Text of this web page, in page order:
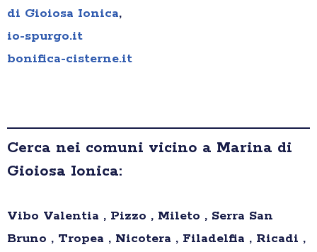
di Gioiosa Ionica,
io-spurgo.it
bonifica-cisterne.it
Cerca nei comuni vicino a Marina di
Gioiosa Ionica:
Vibo Valentia , Pizzo , Mileto , Serra San
Bruno , Tropea , Nicotera , Filadelfia , Ricadi ,